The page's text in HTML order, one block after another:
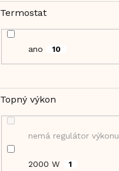
Termostat
ano 10
Topný výkon
nemá regulátor výkonu
2000 W 1